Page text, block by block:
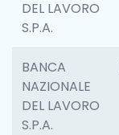
DEL LAVORO
S.P.A.
BANCA
NAZIONALE
DEL LAVORO
S.P.A.